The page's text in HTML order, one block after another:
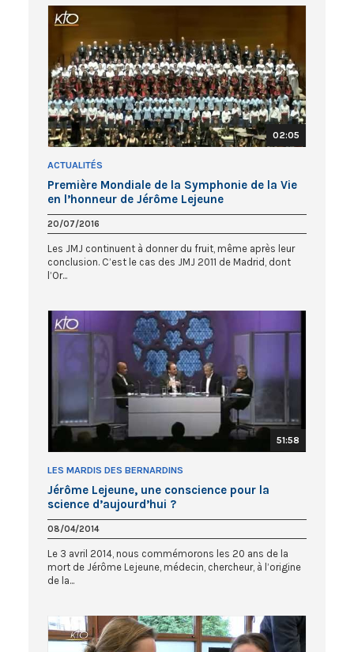
02:05
ACTUALITÉS
Première Mondiale de la Symphonie de la Vie
en l’honneur de Jérôme Lejeune
20/07/2016
Les JMJ continuent à donner du fruit, même après leur
conclusion. C’est le cas des JMJ 2011 de Madrid, dont
l’Or...
51:58
LES MARDIS DES BERNARDINS
Jérôme Lejeune, une conscience pour la
science d’aujourd’hui ?
08/04/2014
Le 3 avril 2014, nous commémorons les 20 ans de la
mort de Jérôme Lejeune, médecin, chercheur, à l’origine
de la...